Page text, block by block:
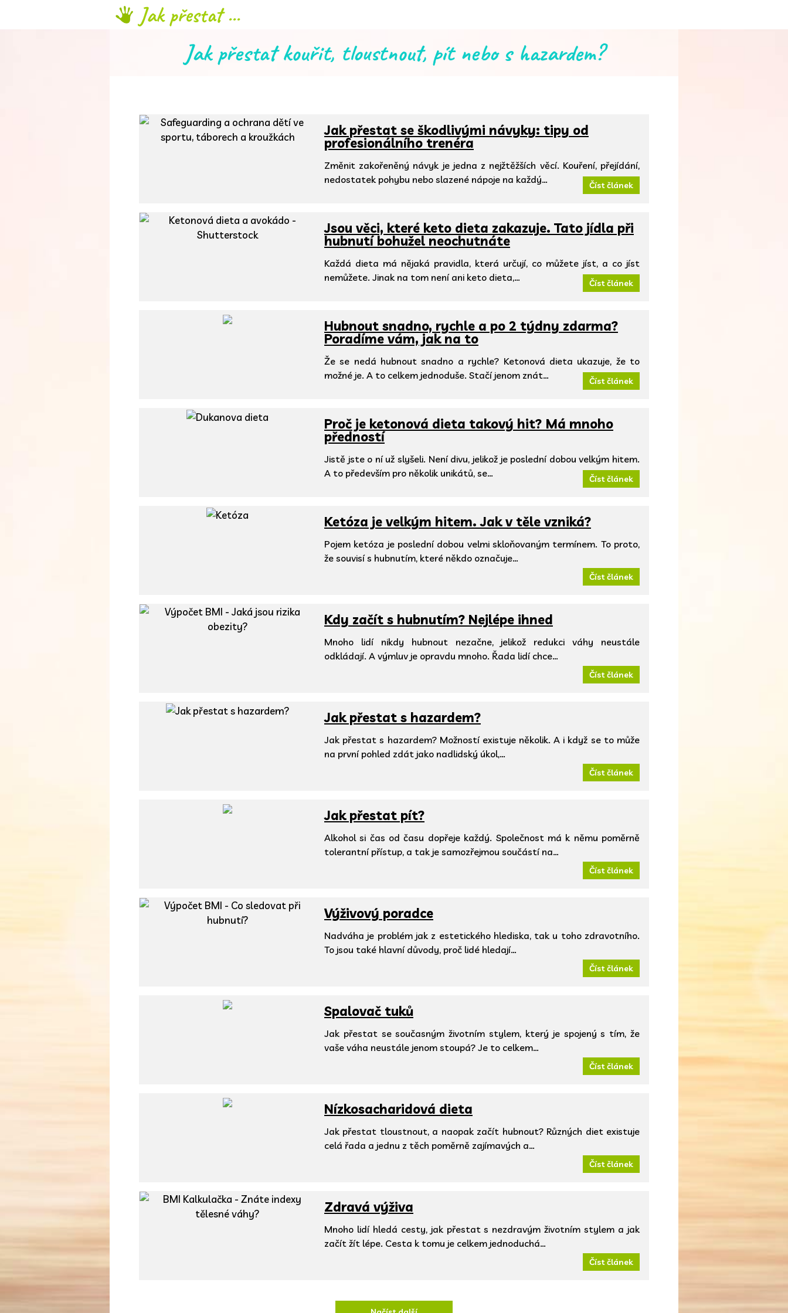
Jak přestat ...
Jak přestat kouřit, tloustnout, pít nebo s hazardem?
Jak přestat se škodlivými návyky: tipy od
profesionálního trenéra
Změnit zakořeněný návyk je jedna z nejžtěžších věcí. Kouření, přejídání,
nedostatek pohybu nebo slazené nápoje na každý…
Číst článek
Jsou věci, které keto dieta zakazuje. Tato jídla při
hubnutí bohužel neochutnáte
Každá dieta má nějaká pravidla, která určují, co můžete jíst, a co jíst
nemůžete. Jinak na tom není ani keto dieta,…
Číst článek
Hubnout snadno, rychle a po 2 týdny zdarma?
Poradíme vám, jak na to
Že se nedá hubnout snadno a rychle? Ketonová dieta ukazuje, že to
možné je. A to celkem jednoduše. Stačí jenom znát…
Číst článek
Proč je ketonová dieta takový hit? Má mnoho
předností
Jistě jste o ní už slyšeli. Není divu, jelikož je poslední dobou velkým hitem.
A to především pro několik unikátů, se…
Číst článek
Ketóza je velkým hitem. Jak v těle vzniká?
Pojem ketóza je poslední dobou velmi skloňovaným termínem. To proto,
že souvisí s hubnutím, které někdo označuje…
Číst článek
Kdy začít s hubnutím? Nejlépe ihned
Mnoho lidí nikdy hubnout nezačne, jelikož redukci váhy neustále
odkládají. A výmluv je opravdu mnoho. Řada lidí chce…
Číst článek
Jak přestat s hazardem?
Jak přestat s hazardem? Možností existuje několik. A i když se to může
na první pohled zdát jako nadlidský úkol,…
Číst článek
Jak přestat pít?
Alkohol si čas od času dopřeje každý. Společnost má k němu poměrně
tolerantní přístup, a tak je samozřejmou součástí na…
Číst článek
Výživový poradce
Nadváha je problém jak z estetického hlediska, tak u toho zdravotního.
To jsou také hlavní důvody, proč lidé hledají…
Číst článek
Spalovač tuků
Jak přestat se současným životním stylem, který je spojený s tím, že
vaše váha neustále jenom stoupá? Je to celkem…
Číst článek
Nízkosacharidová dieta
Jak přestat tloustnout, a naopak začít hubnout? Různých diet existuje
celá řada a jednu z těch poměrně zajímavých a…
Číst článek
Zdravá výživa
Mnoho lidí hledá cesty, jak přestat s nezdravým životním stylem a jak
začít žít lépe. Cesta k tomu je celkem jednoduchá…
Číst článek